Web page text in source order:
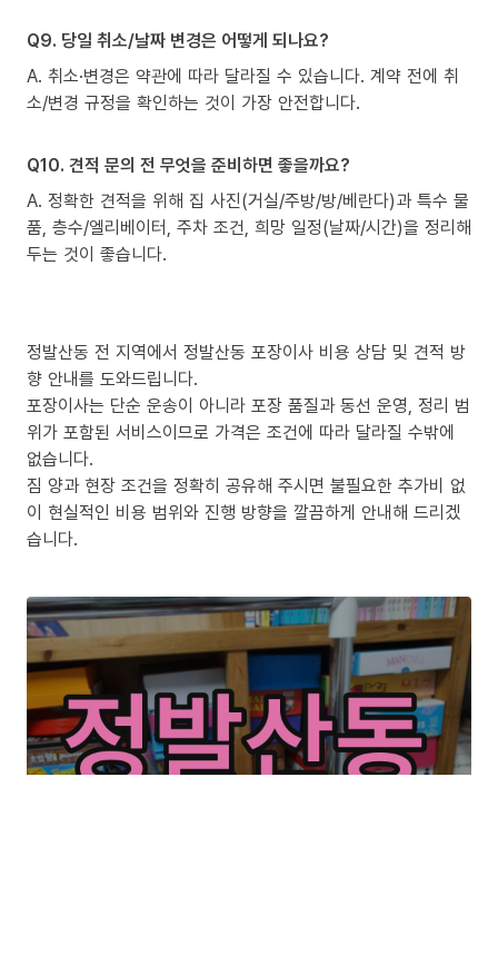
Q9. 당일 취소/날짜 변경은 어떻게 되나요?
A. 취소·변경은 약관에 따라 달라질 수 있습니다. 계약 전에 취
소/변경 규정을 확인하는 것이 가장 안전합니다.
Q10. 견적 문의 전 무엇을 준비하면 좋을까요?
A. 정확한 견적을 위해 집 사진(거실/주방/방/베란다)과 특수 물
품, 층수/엘리베이터, 주차 조건, 희망 일정(날짜/시간)을 정리해
두는 것이 좋습니다.
정발산동 전 지역에서 정발산동 포장이사 비용 상담 및 견적 방
향 안내를 도와드립니다.
포장이사는 단순 운송이 아니라 포장 품질과 동선 운영, 정리 범
위가 포함된 서비스이므로 가격은 조건에 따라 달라질 수밖에
없습니다.
짐 양과 현장 조건을 정확히 공유해 주시면 불필요한 추가비 없
이 현실적인 비용 범위와 진행 방향을 깔끔하게 안내해 드리겠
습니다.